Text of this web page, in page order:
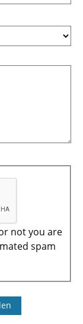
not you are
spam